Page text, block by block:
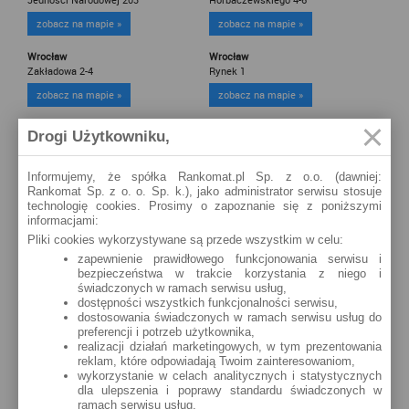
zobacz na mapie »
zobacz na mapie »
Wrocław
Zakładowa 2-4
zobacz na mapie »
Wrocław
Rynek 1
zobacz na mapie »
Wrocław
Gen. JanaHenryka Dąbrowskiego 42
Wrocław
Komandorska 118-120
zobacz na mapie »
Wrocław
J. Piłsudskiego 88
zobacz na mapie »
Wyb. Juliusza Słowackiego 12-14
zobacz na mapie »
Wrocław
Szewska 5
zobacz na mapie »
zobacz na mapie »
Wrocław
Dzielna 3
zobacz na mapie »
Drogi Użytkowniku,
Informujemy, że spółka Rankomat.pl Sp. z o.o. (dawniej:
Rankomat Sp. z o. o. Sp. k.), jako administrator serwisu stosuje
technologię cookies. Prosimy o zapoznanie się z poniższymi
informacjami:
Pliki cookies wykorzystywane są przede wszystkim w celu:
zapewnienie prawidłowego funkcjonowania serwisu i
bezpieczeństwa w trakcie korzystania z niego i
świadczonych w ramach serwisu usług,
dostępności wszystkich funkcjonalności serwisu,
dostosowania świadczonych w ramach serwisu usług do
preferencji i potrzeb użytkownika,
realizacji działań marketingowych, w tym prezentowania
reklam, które odpowiadają Twoim zainteresowaniom,
wykorzystanie w celach analitycznych i statystycznych
dla ulepszenia i poprawy standardu świadczonych w
ramach serwisu usług.